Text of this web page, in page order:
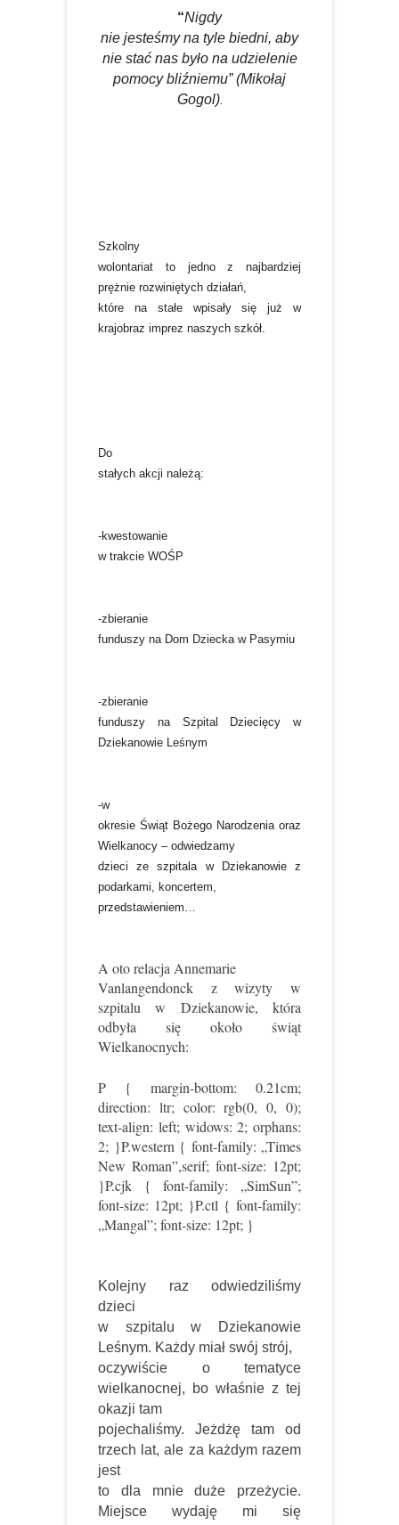
“Nigdy
nie jesteśmy na tyle biedni, aby
nie stać nas było na udzielenie
pomocy bliźniemu” (Mikołaj
Gogol).
Szkolny
wolontariat to jedno z najbardziej
prężnie rozwiniętych działań,
które na stałe wpisały się już w
krajobraz imprez naszych szkół.
Do
stałych akcji należą:
-kwestowanie
w trakcie WOŚP
-zbieranie
funduszy na Dom Dziecka w Pasymiu
-zbieranie
funduszy na Szpital Dziecięcy w
Dziekanowie Leśnym
-w
okresie Świąt Bożego Narodzenia oraz
Wielkanocy – odwiedzamy
dzieci ze szpitala w Dziekanowie z
podarkami, koncertem,
przedstawieniem…
A oto relacja Annemarie
Vanlangendonck z wizyty w
szpitalu w Dziekanowie, która
odbyła się około świąt
Wielkanocnych:
P { margin-bottom: 0.21cm;
direction: ltr; color: rgb(0, 0, 0);
text-align: left; widows: 2; orphans:
2; }P.western { font-family: „Times
New Roman”,serif; font-size: 12pt;
}P.cjk { font-family: „SimSun”;
font-size: 12pt; }P.ctl { font-family:
„Mangal”; font-size: 12pt; }
Kolejny raz odwiedziliśmy
dzieci
w szpitalu w Dziekanowie
Leśnym. Każdy miał swój strój,
oczywiście o tematyce
wielkanocnej, bo właśnie z tej
okazji tam
pojechaliśmy. Jeżdżę tam od
trzech lat, ale za każdym razem
jest
to dla mnie duże przeżycie.
Miejsce wydaję mi się